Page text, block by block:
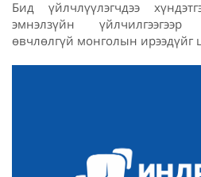
Бид үйлчлүүлэгчдээ
эмнэлзүйн
өвчлөлгүй монголын ирээдүйг